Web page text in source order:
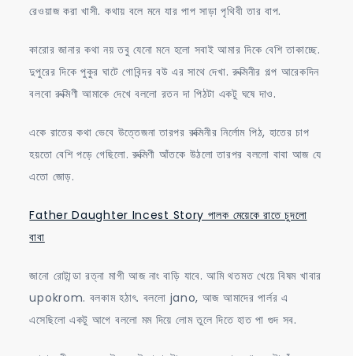
রেওয়াজ করা খাসী. কথায় বলে মনে যার পাপ সাড়া পৃথিবী তার বাপ.
কারোর জানার কথা নয় তবু যেনো মনে হলো সবাই আমার দিকে বেশি তাকাচ্ছে.
দুপুরের দিকে পুকুর ঘাটে গোবিন্দর বউ এর সাথে দেখা. রুক্মিনীর গল্প আরেকদিন
বলবো রুক্মিণী আমাকে দেখে বললো রতন দা পিঠটা একটু ঘষে দাও.
একে রাতের কথা ভেবে উত্তেজনা তারপর রুক্মিনীর নির্লোম পিঠ, হাতের চাপ
হয়তো বেশি পড়ে গেছিলো. রুক্মিণী আঁতকে উঠলো তারপর বললো বাবা আজ যে
এতো জোড়.
Father Daughter Incest Story পালক মেয়েকে রাতে চুদলো
বাবা
জানো রোটান্ডা রত্না মাগী আজ নাং বাড়ি যাবে. আমি থতমত খেয়ে বিষম খাবার
upokrom. বলকাম হঠাৎ. বললো jano, আজ আমাদের পার্লর এ
এসেছিলো একটু আগে বললো মম দিয়ে লোম তুলে দিতে হাত পা গুদ সব.